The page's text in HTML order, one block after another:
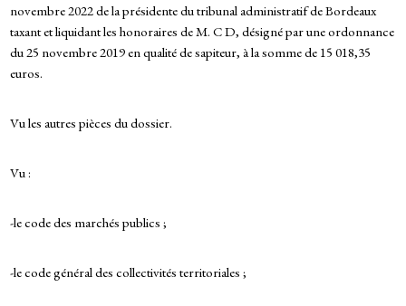
novembre 2022 de la présidente du tribunal administratif de Bordeaux
taxant et liquidant les honoraires de M. C D, désigné par une ordonnance
du 25 novembre 2019 en qualité de sapiteur, à la somme de 15 018,35
euros.
Vu les autres pièces du dossier.
Vu :
-le code des marchés publics ;
-le code général des collectivités territoriales ;